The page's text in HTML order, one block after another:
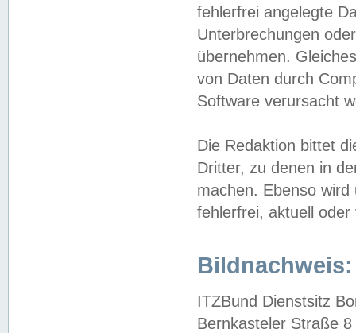
fehlerfrei angelegte
Unterbrechungen
übernehmen.
von Daten durch
Software verursacht
Die Redaktion bittet
Dritter, zu denen in
machen. Ebenso
fehlerfrei, aktuell oder
Bildnachweis:
ITZBund Dienstsitz
Bernkasteler Straße 8